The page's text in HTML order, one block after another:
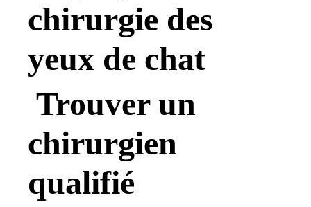
chirurgie des
yeux de chat
Trouver un
chirurgien
qualifié